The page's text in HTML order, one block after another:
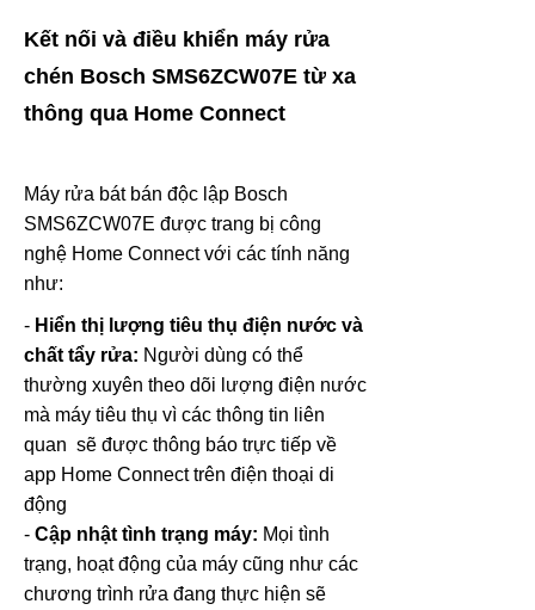
Kết nối và điều khiển máy rửa
chén Bosch SMS6ZCW07E từ xa
thông qua Home Connect
Máy rửa bát bán độc lập Bosch
SMS6ZCW07E được trang bị công
nghệ Home Connect với các tính năng
như:
- Hiển thị lượng tiêu thụ điện nước và
chất tẩy rửa: Người dùng có thể
thường xuyên theo dõi lượng điện nước
mà máy tiêu thụ vì các thông tin liên
quan sẽ được thông báo trực tiếp về
app Home Connect trên điện thoại di
động
- Cập nhật tình trạng máy: Mọi tình
trạng, hoạt động của máy cũng như các
chương trình rửa đang thực hiện sẽ